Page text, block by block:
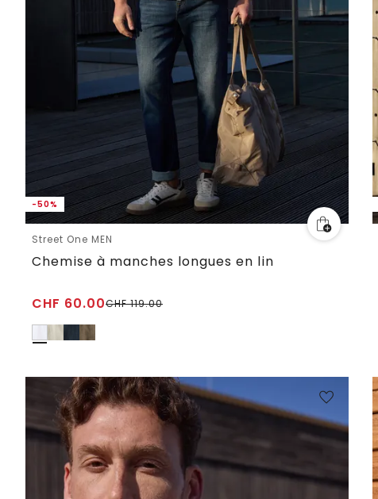
-50%
Street One MEN
Chemise à manches longues en lin
CHF 60.00CHF119.00